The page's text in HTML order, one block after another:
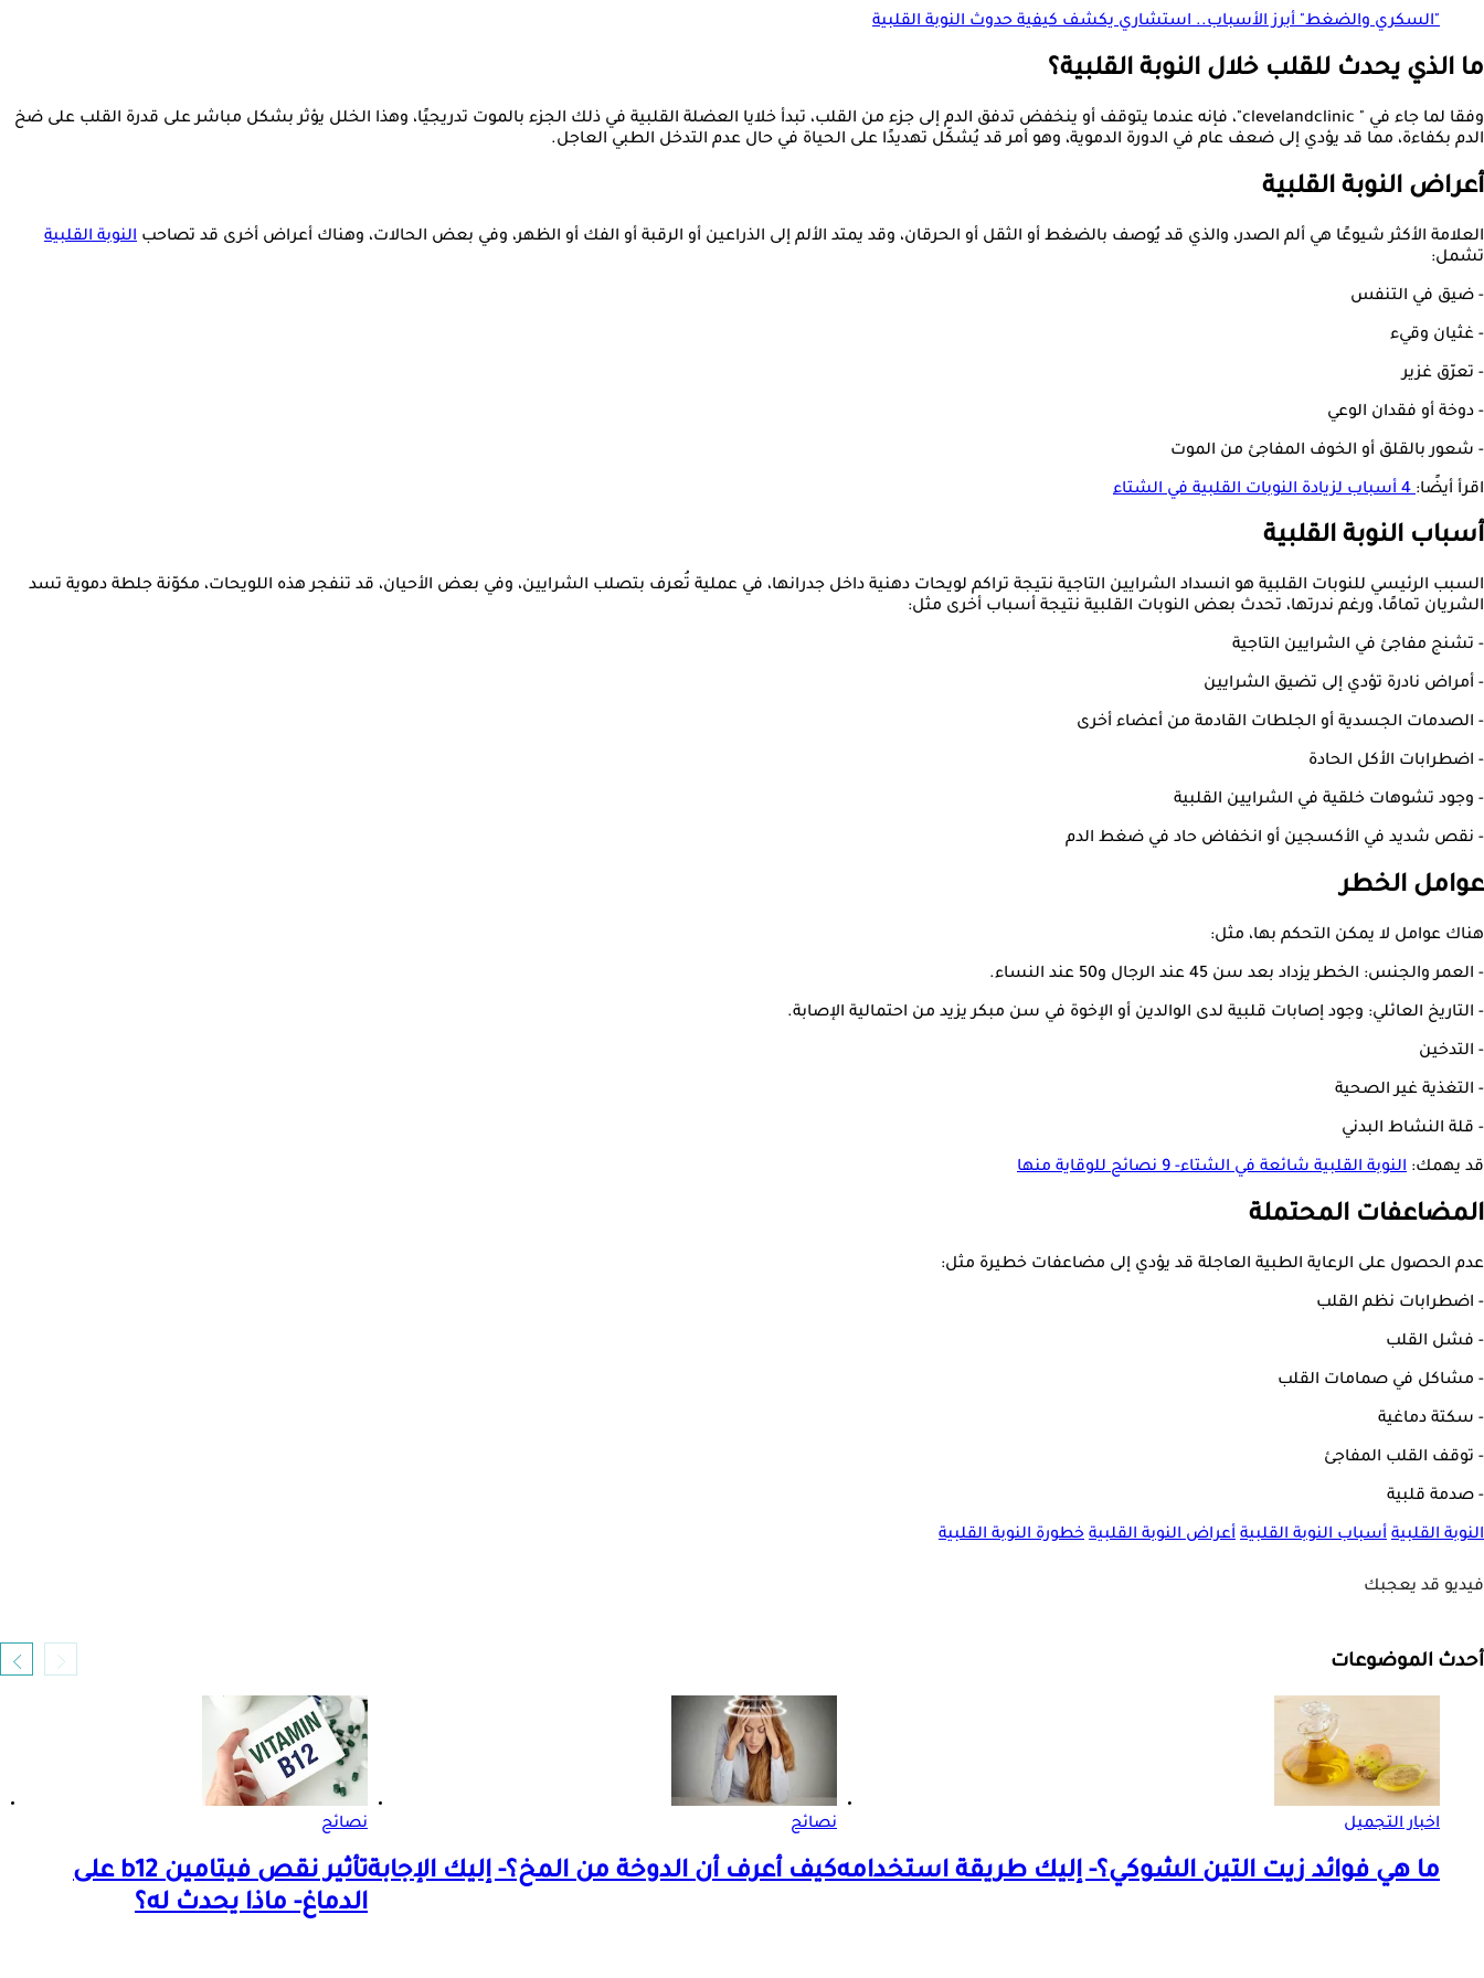
"السكري والضغط" أبرز الأسباب.. استشاري يكشف كيفية حدوث النوبة القلبية
ما الذي يحدث للقلب خلال النوبة القلبية؟
وفقا لما جاء في " clevelandclinic"، فإنه عندما يتوقف أو ينخفض تدفق الدم إلى جزء من القلب، تبدأ خلايا العضلة القلبية في ذلك الجزء بالموت تدريجيًا، وهذا الخلل يؤثر بشكل مباشر على قدرة القلب على ضخ
الدم بكفاءة، مما قد يؤدي إلى ضعف عام في الدورة الدموية، وهو أمر قد يُشكّل تهديدًا على الحياة في حال عدم التدخل الطبي العاجل.
أعراض النوبة القلبية
العلامة الأكثر شيوعًا هي ألم الصدر، والذي قد يُوصف بالضغط أو الثقل أو الحرقان، وقد يمتد الألم إلى الذراعين أو الرقبة أو الفك أو الظهر، وفي بعض الحالات، وهناك أعراض أخرى قد تصاحب النوبة القلبية
تشمل:
- ضيق في التنفس
- غثيان وقيء
- تعرّق غزير
- دوخة أو فقدان الوعي
- شعور بالقلق أو الخوف المفاجئ من الموت
اقرأ أيضًا:4 أسباب لزيادة النوبات القلبية في الشتاء
أسباب النوبة القلبية
السبب الرئيسي للنوبات القلبية هو انسداد الشرايين التاجية نتيجة تراكم لويحات دهنية داخل جدرانها، في عملية تُعرف بتصلب الشرايين، وفي بعض الأحيان، قد تنفجر هذه اللويحات، مكوّنة جلطة دموية تسد
الشريان تمامًا، ورغم ندرتها، تحدث بعض النوبات القلبية نتيجة أسباب أخرى مثل:
- تشنج مفاجئ في الشرايين التاجية
- أمراض نادرة تؤدي إلى تضيق الشرايين
- الصدمات الجسدية أو الجلطات القادمة من أعضاء أخرى
- اضطرابات الأكل الحادة
- وجود تشوهات خلقية في الشرايين القلبية
- نقص شديد في الأكسجين أو انخفاض حاد في ضغط الدم
عوامل الخطر
هناك عوامل لا يمكن التحكم بها، مثل:
- العمر والجنس: الخطر يزداد بعد سن 45 عند الرجال و50 عند النساء.
- التاريخ العائلي: وجود إصابات قلبية لدى الوالدين أو الإخوة في سن مبكر يزيد من احتمالية الإصابة.
- التدخين
- التغذية غير الصحية
- قلة النشاط البدني
قد يهمك: النوبة القلبية شائعة في الشتاء- 9 نصائح للوقاية منها
المضاعفات المحتملة
عدم الحصول على الرعاية الطبية العاجلة قد يؤدي إلى مضاعفات خطيرة مثل:
- اضطرابات نظم القلب
- فشل القلب
- مشاكل في صمامات القلب
- سكتة دماغية
- توقف القلب المفاجئ
- صدمة قلبية
النوبة القلبية أسباب النوبة القلبية أعراض النوبة القلبية خطورة النوبة القلبية
فيديو قد يعجبك
أحدث الموضوعات
اخبار التجميل
ما هي فوائد زيت التين الشوكي؟- إليك طريقة استخدامه
نصائح
كيف أعرف أن الدوخة من المخ؟- إليك الإجابة
نصائح
تأثير نقص فيتامين b12 على
الدماغ- ماذا يحدث له؟